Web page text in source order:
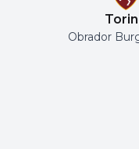
Obrador